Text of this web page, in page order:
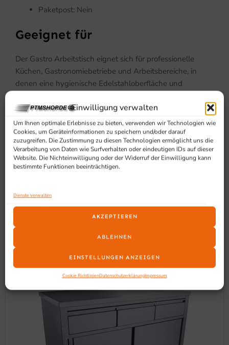
Einwilligung verwalten
Um Ihnen optimale Erlebnisse zu bieten, verwenden wir Technologien wie
Cookies, um Geräteinformationen zu speichern und/oder darauf
zuzugreifen. Die Zustimmung zu diesen Technologien ermöglicht uns die
Verarbeitung von Daten wie Surfverhalten oder eindeutigen IDs auf dieser
Website. Die Nichteinwilligung oder der Widerruf der Einwilligung kann
bestimmte Funktionen beeinträchtigen.
Dienste verwalten
AKZEPTIEREN
ABLEHNEN
EINSTELLUNGEN ANZEIGEN
Cookie RichtlinienDatenschutzerklärungImpressum
Paketpost: Nein
Geeignet für
Der Gastro Arbeitstisch eignet sich für professionelle
Küchen, Gastronomiebetriebe und Arbeitsbereiche, in
denen eine hygienische Edelstahloberfläche und
Ähnliche Produkte